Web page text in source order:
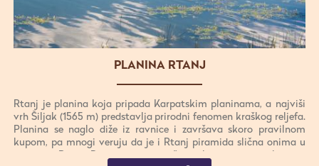
PLANINA RTANJ
Rtanj je planina koja pripada Karpatskim planinama, a najviši
vrh Šiljak (1565 m) predstavlja prirodni fenomen kraškog reljefa.
Planina se naglo diže iz ravnice i završava skoro pravilnom
kupom, pa mnogi veruju da je i Rtanj piramida slična onima u